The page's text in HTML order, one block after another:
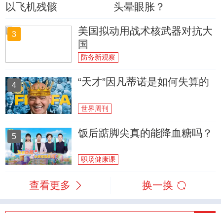
以飞机残骸
头晕眼胀？
3
美国拟动用战术核武器对抗大
国
防务新观察
4 “天才”因凡蒂诺是如何失算的
世界周刊
5 饭后踮脚尖真的能降血糖吗？
职场健康课
查看更多 换一换